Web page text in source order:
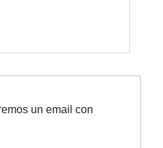
un email con